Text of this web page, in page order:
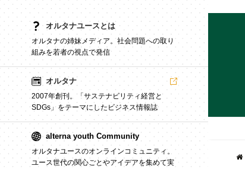
オルタナユースとは
オルタナの姉妹メディア。社会問題への取り
組みを若者の視点で発信
オルタナ
2007年創刊。「サステナビリティ経営と
SDGs」をテーマにしたビジネス情報誌
alterna youth Community
オルタナユースのオンラインコミュニティ。
ユース世代の関心ごとやアイデアを集めて実